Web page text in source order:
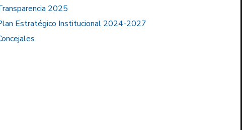
2025
Estratégico Institucional 2024-2027